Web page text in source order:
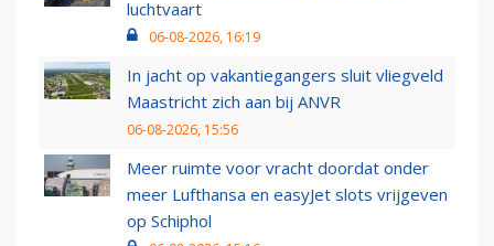
luchtvaart
06-08-2026, 16:19
In jacht op vakantiegangers sluit vliegveld
Maastricht zich aan bij ANVR
06-08-2026, 15:56
Meer ruimte voor vracht doordat onder
meer Lufthansa en easyJet slots vrijgeven
op Schiphol